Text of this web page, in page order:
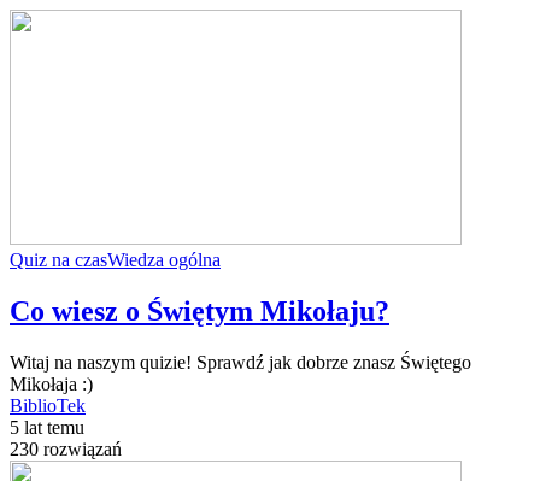
Quiz na czasWiedza ogólna
Co wiesz o Świętym Mikołaju?
Witaj na naszym quizie! Sprawdź jak dobrze znasz Świętego
Mikołaja :)
BiblioTek
5 lat temu
230 rozwiązań